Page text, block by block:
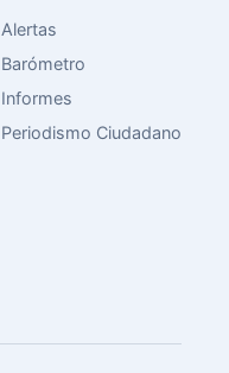
Alertas
Barómetro
Informes
Periodismo Ciudadano